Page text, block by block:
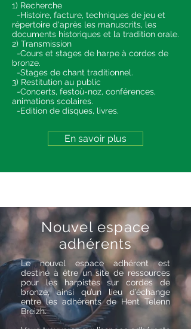
1) Recherche
-Histoire, facture, techniques de jeu et
répertoire d'après les manuscrits, les
documents historiques et la tradition orale.
2) Transmission
-Cours et stages de harpe à cordes de
bronze.
-Stages de chant traditionnel.
3) Restitution au public
-Concerts, festoù-noz, conférences,
animations scolaires.
-Edition de disques, livres.
En savoir plus
Nouvel espace
adhérents
Le nouvel espace adhérent est
destiné à être un site de ressources
pour les harpistes sur cordes de
bronze, ainsi qu’un lieu d’échange
entre les adhérents de Hent Telenn
Breizh.